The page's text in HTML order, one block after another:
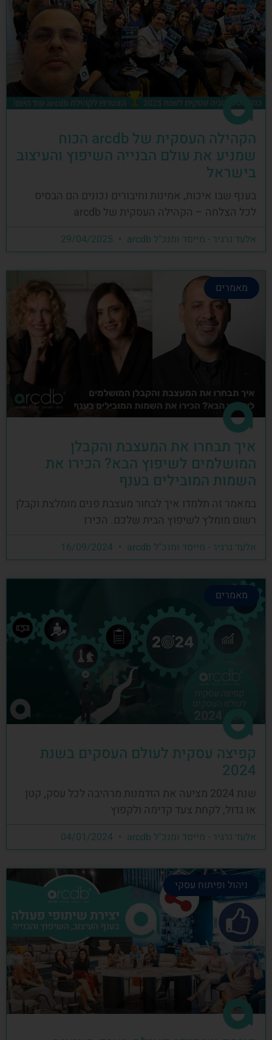
הקהילה העסקית של arcdb הכוח
שמניע את עולם הבנייה השיפוץ והעיצוב
בישראל
בענף שבו איכות, אמינות וחיבורים נכונים הם הבסיס
לכל הצלחה – הקהילה העסקית של arcdb
אלעד גרגיר - מייסד ומנכ"ל arcdb
מאמרים
איך תבחרו את המעצבת והקבלן
המושלמים לשיפוץ הבא? הכירו את
השמות המובילים בענף
במאמר זה תלמדו איך לבחור מעצבת פנים מומלצת וקבלן
רשום מומלץ לשיפוץ הבית שלכם. הכירו
אלעד גרגיר - מייסד ומנכ"ל arcdb
מאמרים
קפיצה עסקית לעולם העסקים בשנת
2024
שנת 2024 מציעה את הזדמנות מרהיבה לכל עסק, קטן
או גדול, לקחת צעד קדימה ולקפוץ
אלעד גרגיר - מייסד ומנכ"ל arcdb
ניהול ופיתוח עסקי